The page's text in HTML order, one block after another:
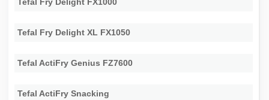
Tefal Fry Delight XL FX1050
Tefal ActiFry Genius FZ7600
Tefal ActiFry Snacking